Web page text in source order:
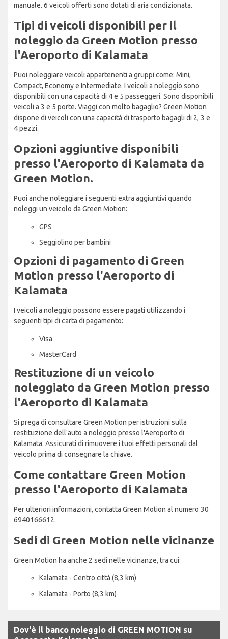
manuale. 6 veicoli offerti sono dotati di aria condizionata.
Tipi di veicoli disponibili per il
noleggio da Green Motion presso
l'Aeroporto di Kalamata
Puoi noleggiare veicoli appartenenti a gruppi come: Mini,
Compact, Economy e Intermediate. I veicoli a noleggio sono
disponibili con una capacità di 4 e 5 passeggeri. Sono disponibili
veicoli a 3 e 5 porte. Viaggi con molto bagaglio? Green Motion
dispone di veicoli con una capacità di trasporto bagagli di 2, 3 e
4 pezzi.
Opzioni aggiuntive disponibili
presso l'Aeroporto di Kalamata da
Green Motion.
Puoi anche noleggiare i seguenti extra aggiuntivi quando
noleggi un veicolo da Green Motion:
GPS
Seggiolino per bambini
Opzioni di pagamento di Green
Motion presso l'Aeroporto di
Kalamata
I veicoli a noleggio possono essere pagati utilizzando i
seguenti tipi di carta di pagamento:
Visa
MasterCard
Restituzione di un veicolo
noleggiato da Green Motion presso
l'Aeroporto di Kalamata
Si prega di consultare Green Motion per istruzioni sulla
restituzione dell'auto a noleggio presso l'Aeroporto di
Kalamata. Assicurati di rimuovere i tuoi effetti personali dal
veicolo prima di consegnare la chiave.
Come contattare Green Motion
presso l'Aeroporto di Kalamata
Per ulteriori informazioni, contatta Green Motion al numero 30
6940166612.
Sedi di Green Motion nelle vicinanze
Green Motion ha anche 2 sedi nelle vicinanze, tra cui:
Kalamata - Centro città (8,3 km)
Kalamata - Porto (8,3 km)
Dov'è il banco noleggio di GREEN MOTION su